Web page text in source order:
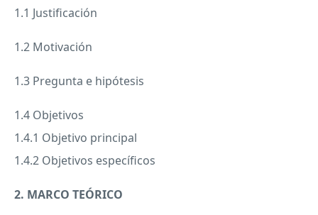
1.1 Justificación
1.2 Motivación
1.3 Pregunta e hipótesis
1.4 Objetivos
1.4.1 Objetivo principal
1.4.2 Objetivos específicos
2. MARCO TEÓRICO